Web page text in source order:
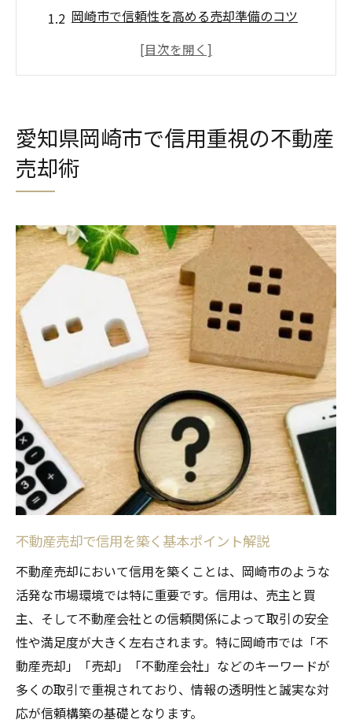
岡崎市で信頼性を高める売却準備のコツ
不動産売却時に重要な業者選びの基準
不動産売却に信頼を築く岡崎市の秘訣
岡崎市で不動産売却の信頼を高める方法
売却成功へ導く信用力アップの具体策
過去実績を活かす不動産売却のポイント
信頼できる情報源の見極め方と活用法
安心して任せる岡崎市の不動産売却ガイド
不動産売却を安心して進めるための準備
岡崎市で信頼できる業者を選ぶポイント
売却前後のトラブル回避策を徹底解説
不動産売却の流れを図解でわかりやすく
安心できるコミュニケーションの取り方
信頼できる取引で資産価値を引き出す方法
不動産売却で資産価値を高める戦略とは
岡崎市の市場分析で見極める売却タイミン
グ
信頼性ある査定を受けるためのポイント
資産価値維持に有効な売却手順の工夫
不動産売却契約時の信頼関係の築き方
慎重な業者選定が左右する不動産売却成功例
不動産売却で慎重な業者選定が必要な理由
成功事例に学ぶ信頼できる業者の特徴
岡崎市で業者比較時に注目すべきポイント
愛知県岡崎市で信用重視の不動産
売却術
不動産売却で信用を築く基本ポイント解説
不動産売却において信用を築くことは、岡崎市のような
活発な市場環境では特に重要です。信用は、売主と買
主、そして不動産会社との信頼関係によって取引の安全
性や満足度が大きく左右されます。特に岡崎市では「不
動産売却」「売却」「不動産会社」などのキーワードが
多くの取引で重視されており、情報の透明性と誠実な対
応が信頼構築の基礎となります。